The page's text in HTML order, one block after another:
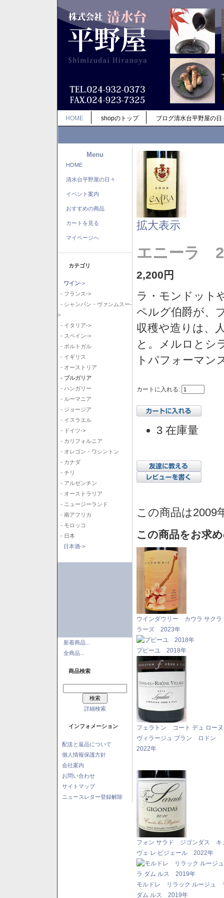
HOME shopのトップ ブログ清水台平野屋の日
Menu
HOME
清水台平野屋の日々
イベント案内
おすすめの商品
カートを見る
マイページへ
カテゴリ
ワイン->
- フランス->
- シャンパン・ヴァンムスー-
>
- イタリア->
- スペイン->
- ポルトガル
- イギリス
- オーストリア
- ブルガリア
- ハンガリー
- ルーマニア
- ジョージア
- イスラエル
- ドイツ->
- カリフォルニア
- オレゴン・ワシントン
- カナダ
- チリ
- アルゼンチン
- オーストラリア
- ニュージーランド
- 南アフリカ
- モロッコ
- 日本
日本酒->
新着商品...
全商品...
商品検索
詳細検索
インフォメーション
配送と返品について
個人情報保護方針
会社案内
お問い合わせ
サイトマップ
ニュースレター登録解除
拡大表示
エニーラ
2,200円
ラ・モンドット
ペルグ伯爵が、
収穫や造りは、
と。メルロとシ
トパフォーマン
カートに入れる:
3 在庫量
この商品は2009
この商品をお求
ウインダウリー カウラ サクラ
ラーズ 2023年
プピーユ 2018年
フェラトン コート デュ ロー
ヴィラージュ ブラン ロドン
2022年
フォン サラド ジゴンダス キ
ヴェ レ ピジェール 2022年
モルドレ リラック ルージュ
ダム ルス 2019年